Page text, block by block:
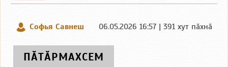
Софья Савнеш 06.05.2026 16:57 | 391 хут пӑхнӑ
ПӐТӐРМАХСЕМ